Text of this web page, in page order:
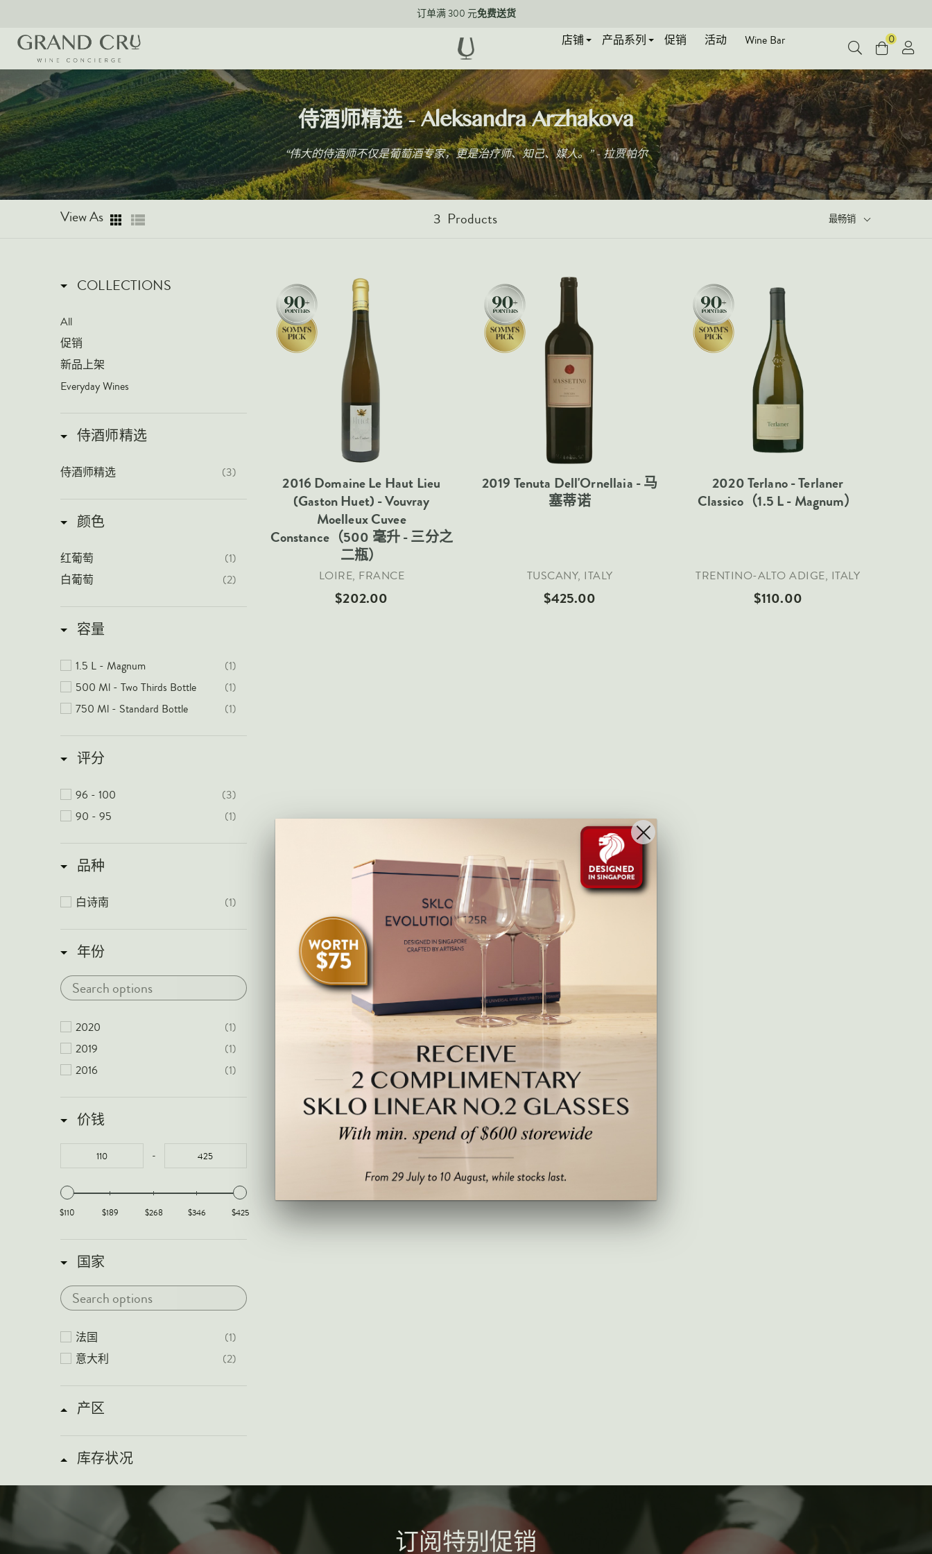
订单满 300 元免费送货
店铺 产品系列 促销 活动 Wine Bar
中文
0
侍酒师精选 - Aleksandra Arzhakova
“伟大的侍酒师不仅是葡萄酒专家，更是治疗师、知己、媒人。” - 拉贾帕尔
View As 3 Products 最畅销
COLLECTIONS
All
促销
新品上架
Everyday Wines
侍酒师精选
侍酒师精选 (3)
颜色
红葡萄
(1)
白葡萄
(2)
容量
1.5 L - Magnum
(1)
500 Ml - Two Thirds Bottle
(1)
750 Ml - Standard Bottle
(1)
评分
96 - 100
(3)
90 - 95
(1)
品种
白诗南 (1)
年份
2020
(1)
2019
(1)
2016
(1)
价钱
-
$110 $189 $268 $346 $425
国家
法国
(1)
意大利
(2)
产区
库存状况
2016 Domaine Le Haut Lieu
(Gaston Huet) - Vouvray
Moelleux Cuvee
Constance（500 毫升 - 三分之
二瓶）
LOIRE, FRANCE
$202.00
2019 Tenuta Dell'Ornellaia - 马
塞蒂诺
TUSCANY, ITALY
$425.00
2020 Terlano - Terlaner
Classico（1.5 L - Magnum）
TRENTINO-ALTO ADIGE, ITALY
$110.00
订阅特别促销